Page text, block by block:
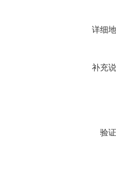
详细
补充
验